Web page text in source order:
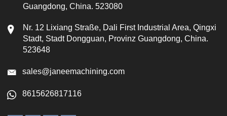
Guangdong, China. 523080
Nr. 12 Lixiang Straße, Dali First Industrial Area, Qingxi
Stadt, Stadt Dongguan, Provinz Guangdong, China.
523648
sales@janeemachining.com
8615626817116